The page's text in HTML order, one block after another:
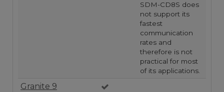
SDM-CD8S does
not support its
fastest
communication
rates and
therefore is not
practical for most
of its applications.
Granite 9